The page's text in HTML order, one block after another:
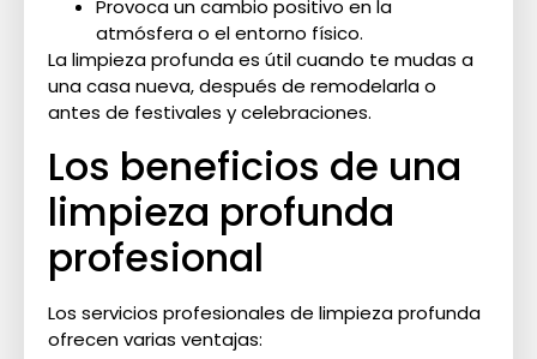
Provoca un cambio positivo en la
atmósfera o el entorno físico.
La limpieza profunda es útil cuando te mudas a
una casa nueva, después de remodelarla o
antes de festivales y celebraciones.
Los beneficios de una
limpieza profunda
profesional
Los servicios profesionales de limpieza profunda
ofrecen varias ventajas: